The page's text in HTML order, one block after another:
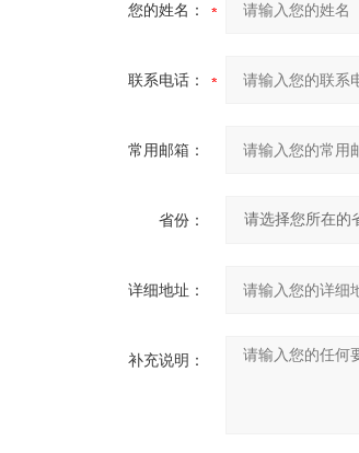
您的姓名：
联系电话：
常用邮箱：
省份：
详细地址：
补充说明：